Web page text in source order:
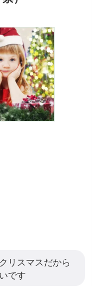
リスマスだから
です